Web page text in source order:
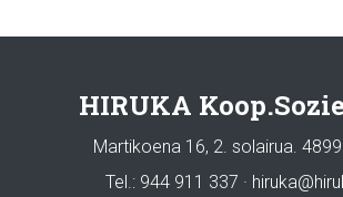
HIRUKA
Martikoena 16, 2. solairua.
Tel.: 944 911 337 ·